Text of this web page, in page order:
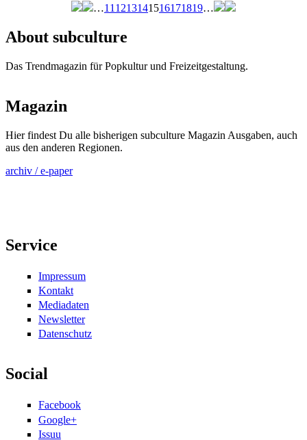
…11 1213141516171819…
About subculture
Das Trendmagazin für Popkultur und Freizeitgestaltung.
Magazin
Hier findest Du alle bisherigen subculture Magazin Ausgaben, auch
aus den anderen Regionen.
archiv / e-paper
Service
Impressum
Kontakt
Mediadaten
Newsletter
Datenschutz
Social
Facebook
Google+
Issuu